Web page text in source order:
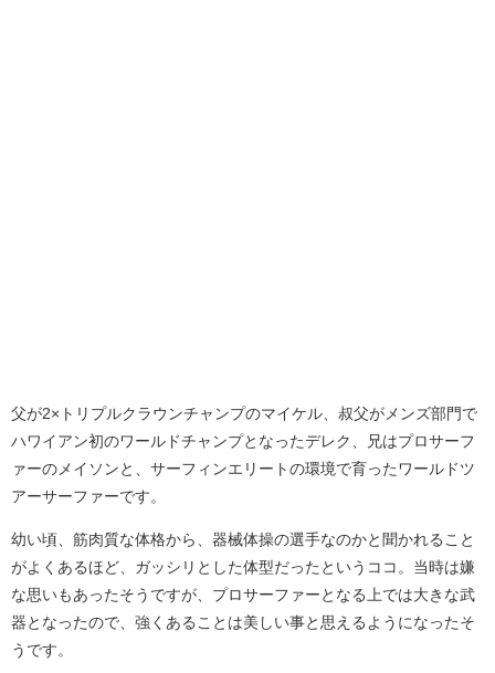
父が2×トリプルクラウンチャンプのマイケル、叔父がメンズ部門で
ハワイアン初のワールドチャンプとなったデレク、兄はプロサーフ
ァーのメイソンと、サーフィンエリートの環境で育ったワールドツ
アーサーファーです。
幼い頃、筋肉質な体格から、器械体操の選手なのかと聞かれること
がよくあるほど、ガッシリとした体型だったというココ。当時は嫌
な思いもあったそうですが、プロサーファーとなる上では大きな武
器となったので、強くあることは美しい事と思えるようになったそ
うです。